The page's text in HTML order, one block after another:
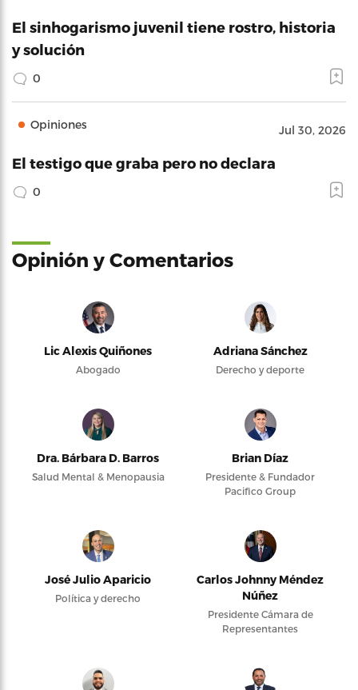
El sinhogarismo juvenil tiene rostro, historia
y solución
0
Opiniones Jul 30, 2026
El testigo que graba pero no declara
0
Opinión y Comentarios
Lic Alexis Quiñones
Abogado
Adriana Sánchez
Derecho y deporte
Dra. Bárbara D. Barros
Salud Mental & Menopausia
Brian Díaz
Presidente & Fundador
Pacifico Group
José Julio Aparicio
Política y derecho
Carlos Johnny Méndez
Núñez
Presidente Cámara de
Representantes